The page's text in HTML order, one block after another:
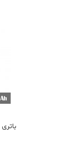
باتری ups خشک 12 ولت 7.2 آمپر موریسل